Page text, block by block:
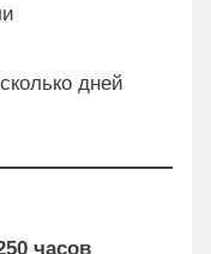
дней
часов